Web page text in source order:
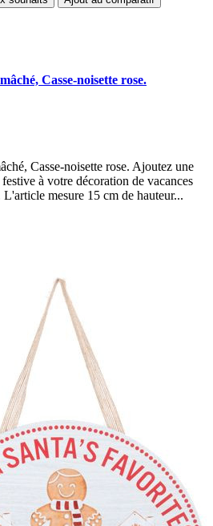
Casse-noisette rose.
Casse-noisette rose. Ajoutez une
à votre décoration de vacances
L'article mesure 15 cm de hauteur...